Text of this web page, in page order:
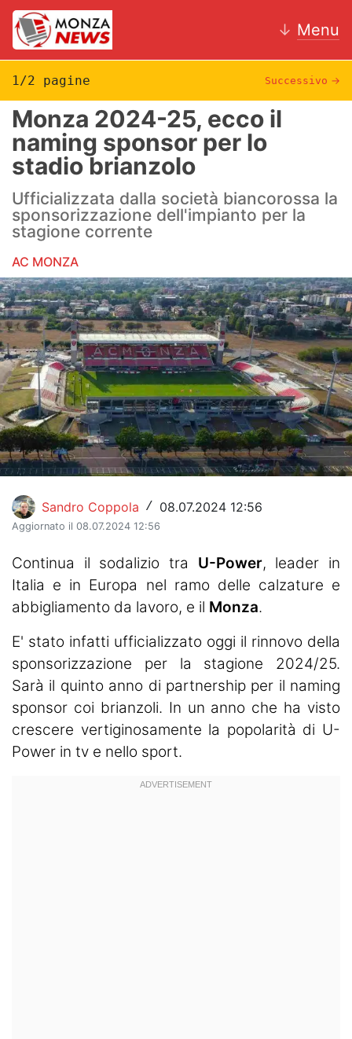
↓ Menu
News
AC Monza
Calcio
Motori
Volley
Hockey
Altri sport
Hockey
Pallanuoto
Pallamano
Altre
News
Eventi
1/2 pagine Successivo →
Monza 2024-25, ecco il
naming sponsor per lo
stadio brianzolo
Ufficializzata dalla società biancorossa la
sponsorizzazione dell'impianto per la
stagione corrente
AC MONZA
Sandro Coppola / 08.07.2024 12:56
Aggiornato il 08.07.2024 12:56
Continua il sodalizio tra U-Power, leader in
Italia e in Europa nel ramo delle calzature e
abbigliamento da lavoro, e il Monza.
E' stato infatti ufficializzato oggi il rinnovo della
sponsorizzazione per la stagione 2024/25.
Sarà il quinto anno di partnership per il naming
sponsor coi brianzoli. In un anno che ha visto
crescere vertiginosamente la popolarità di U-
Power in tv e nello sport.